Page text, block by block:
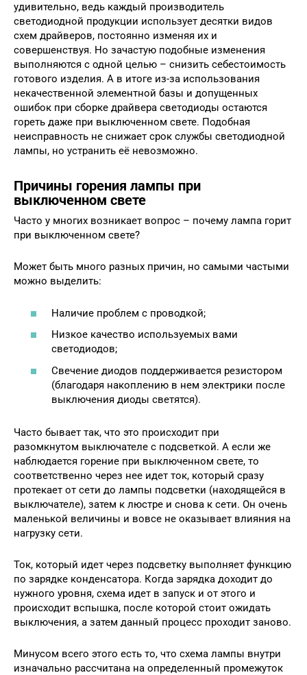
удивительно, ведь каждый производитель
светодиодной продукции использует десятки видов
схем драйверов, постоянно изменяя их и
совершенствуя. Но зачастую подобные изменения
выполняются с одной целью – снизить себестоимость
готового изделия. А в итоге из-за использования
некачественной элементной базы и допущенных
ошибок при сборке драйвера светодиоды остаются
гореть даже при выключенном свете. Подобная
неисправность не снижает срок службы светодиодной
лампы, но устранить её невозможно.
Причины горения лампы при
выключенном свете
Часто у многих возникает вопрос – почему лампа горит
при выключенном свете?
Может быть много разных причин, но самыми частыми
можно выделить:
Наличие проблем с проводкой;
Низкое качество используемых вами
светодиодов;
Свечение диодов поддерживается резистором
(благодаря накоплению в нем электрики после
выключения диоды светятся).
Часто бывает так, что это происходит при
разомкнутом выключателе с подсветкой. А если же
наблюдается горение при выключенном свете, то
соответственно через нее идет ток, который сразу
протекает от сети до лампы подсветки (находящейся в
выключателе), затем к люстре и снова к сети. Он очень
маленькой величины и вовсе не оказывает влияния на
нагрузку сети.
Ток, который идет через подсветку выполняет функцию
по зарядке конденсатора. Когда зарядка доходит до
нужного уровня, схема идет в запуск и от этого и
происходит вспышка, после которой стоит ожидать
выключения, а затем данный процесс проходит заново.
Минусом всего этого есть то, что схема лампы внутри
изначально рассчитана на определенный промежуток